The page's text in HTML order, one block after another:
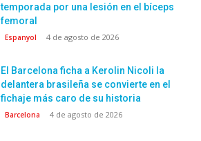
temporada por una lesión en el bíceps
femoral
Espanyol 4 de agosto de 2026
El Barcelona ficha a Kerolin Nicoli la
delantera brasileña se convierte en el
fichaje más caro de su historia
Barcelona 4 de agosto de 2026